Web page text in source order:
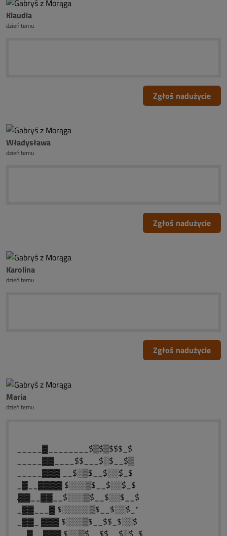
Klaudia
dzień temu
Zgłoś nadużycie
Władysława
dzień temu
Zgłoś nadużycie
Karolina
dzień temu
Zgłoś nadużycie
Maria
dzień temu
_____▓________$▒$▒$$$_$
_____▓▓____$$___$░$__$▒
_____▓▓▓ __$░▒$__$░░$_$
_▓__▓▓▓▓ $░░░▒$__$░░$_$
.▓▓__▓▓__$░░░▒$__$░░$__$
_▓▓___▓ $░░░░░▒$__$░░$_*
_▓▓_ ▓▓▓ $░░░▒$__$$_$░░$
__▓__▓▓▓ $░░▒$__$$__$░$_$